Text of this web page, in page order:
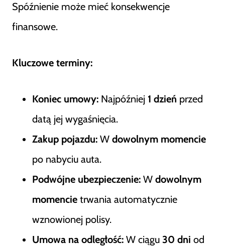
Spóźnienie może mieć konsekwencje
finansowe.
Kluczowe terminy:
Koniec umowy: Najpóźniej 1 dzień przed
datą jej wygaśnięcia.
Zakup pojazdu: W dowolnym momencie
po nabyciu auta.
Podwójne ubezpieczenie: W dowolnym
momencie trwania automatycznie
wznowionej polisy.
Umowa na odległość: W ciągu 30 dni od